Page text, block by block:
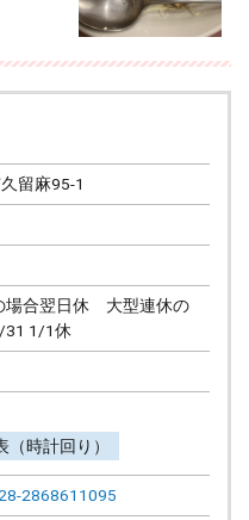
留麻95-1
場合翌日休 大型連休の
1/1休
（時計回り）
2868611095